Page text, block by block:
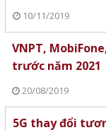
10/11/2019
VNPT,
trước năm 2021
20/08/2019
5G thay đổi